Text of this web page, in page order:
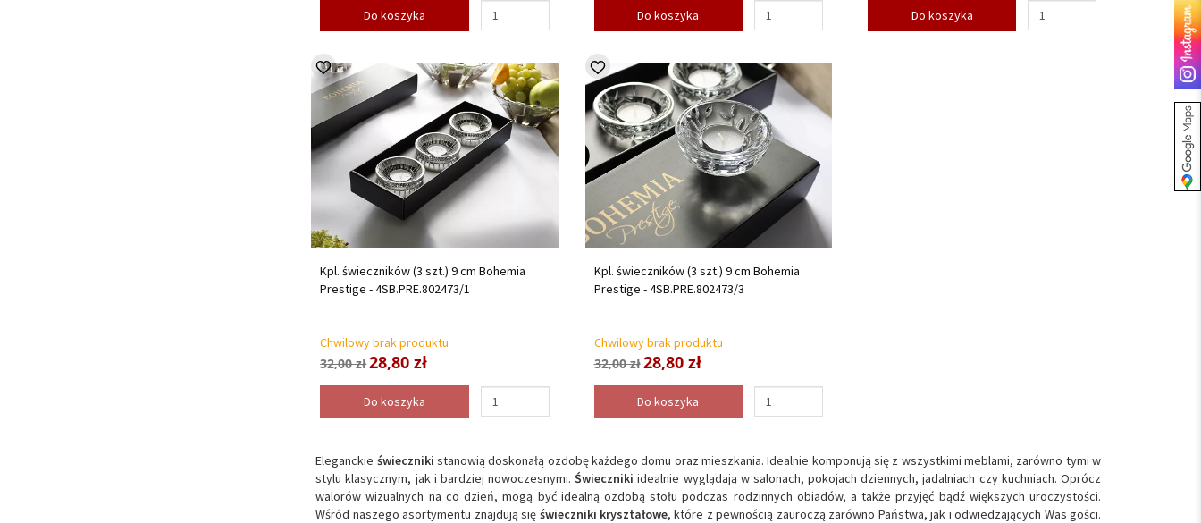
Do koszyka Do koszyka Do koszyka
Kpl. świeczników (3 szt.) 9 cm Bohemia
Prestige - 4SB.PRE.802473/1
Chwilowy brak produktu
32,00 zł28,80 zł
Do koszyka
Kpl. świeczników (3 szt.) 9 cm Bohemia
Prestige - 4SB.PRE.802473/3
Chwilowy brak produktu
32,00 zł28,80 zł
Do koszyka
Eleganckie świeczniki stanowią doskonałą ozdobę każdego domu oraz mieszkania. Idealnie komponują się z wszystkimi meblami, zarówno tymi w
stylu klasycznym, jak i bardziej nowoczesnymi. Świeczniki idealnie wyglądają w salonach, pokojach dziennych, jadalniach czy kuchniach. Oprócz
walorów wizualnych na co dzień, mogą być idealną ozdobą stołu podczas rodzinnych obiadów, a także przyjęć bądź większych uroczystości.
Wśród naszego asortymentu znajdują się świeczniki kryształowe, które z pewnością zauroczą zarówno Państwa, jak i odwiedzających Was gości.